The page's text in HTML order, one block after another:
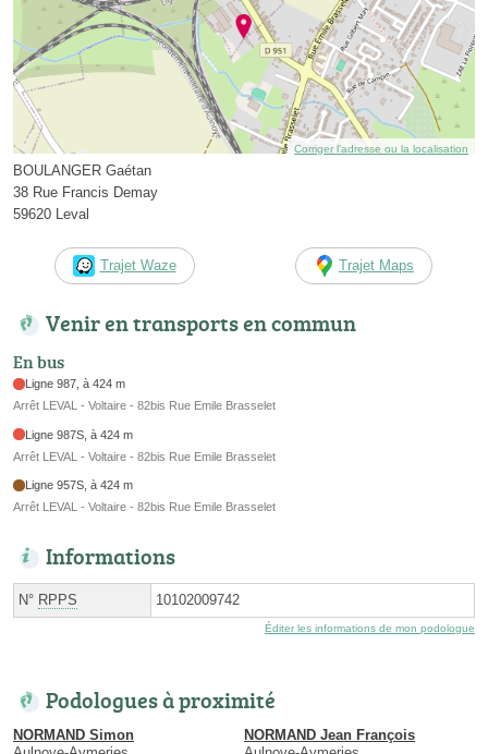
Corriger l’adresse ou la localisation
BOULANGER Gaétan
38 Rue Francis Demay
59620 Leval
Trajet Waze Trajet Maps
Venir en transports en commun
En bus
Ligne 987, à 424 m
Arrêt LEVAL - Voltaire - 82bis Rue Emile Brasselet
Ligne 987S, à 424 m
Arrêt LEVAL - Voltaire - 82bis Rue Emile Brasselet
Ligne 957S, à 424 m
Arrêt LEVAL - Voltaire - 82bis Rue Emile Brasselet
Informations
N° RPPS 10102009742
Éditer les informations de mon podologue
Podologues à proximité
NORMAND Simon
NORMAND Jean François